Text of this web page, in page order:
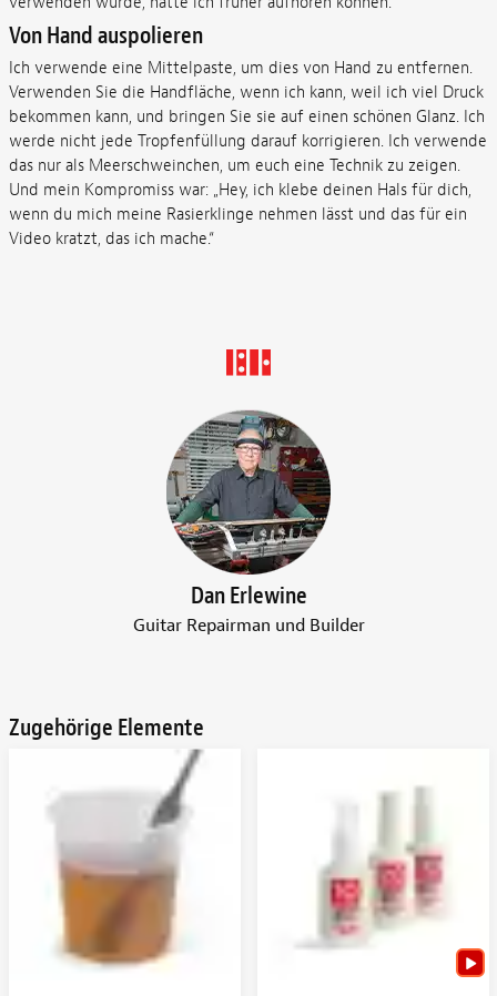
Von Hand auspolieren
Ich verwende eine Mittelpaste, um dies von Hand zu entfernen.
Verwenden Sie die Handfläche, wenn ich kann, weil ich viel Druck
bekommen kann, und bringen Sie sie auf einen schönen Glanz. Ich
werde nicht jede Tropfenfüllung darauf korrigieren. Ich verwende
das nur als Meerschweinchen, um euch eine Technik zu zeigen.
Und mein Kompromiss war: „Hey, ich klebe deinen Hals für dich,
wenn du mich meine Rasierklinge nehmen lässt und das für ein
Video kratzt, das ich mache.“
Dan Erlewine
Guitar Repairman und Builder
Zugehörige Elemente